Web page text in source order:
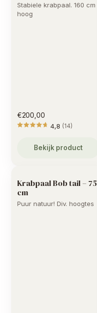
Stabiele krabpaal. 160 cm
hoog
€200,00
4,8 (14)
Bekijk product
Krabpaal Bob tail – 75
cm
Puur natuur! Div. hoogtes